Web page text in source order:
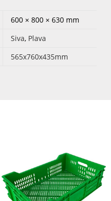
600 × 800 × 630 mm
Siva, Plava
565x760x435mm